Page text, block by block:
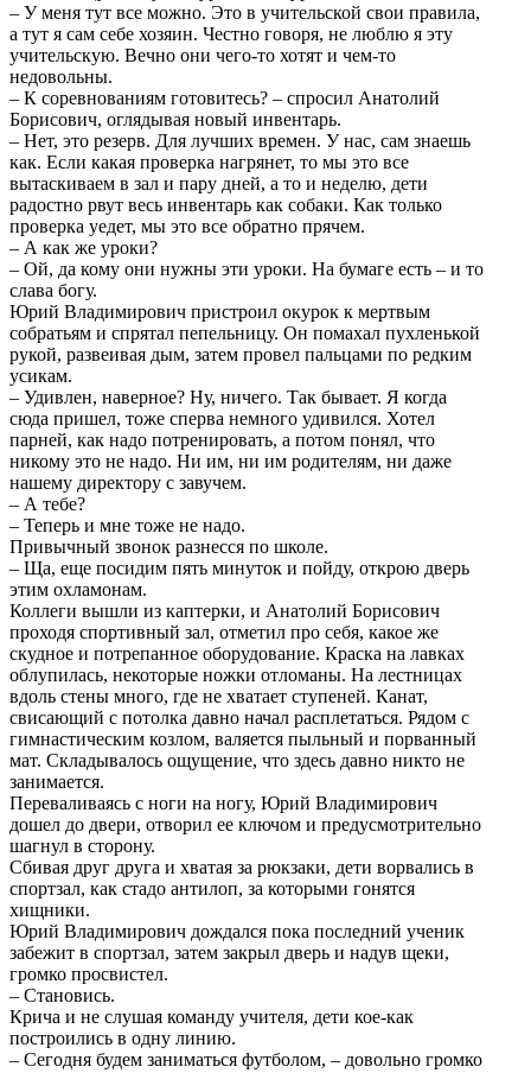
– У меня тут все можно. Это в учительской свои правила,
а тут я сам себе хозяин. Честно говоря, не люблю я эту
учительскую. Вечно они чего-то хотят и чем-то
недовольны.
– К соревнованиям готовитесь? – спросил Анатолий
Борисович, оглядывая новый инвентарь.
– Нет, это резерв. Для лучших времен. У нас, сам знаешь
как. Если какая проверка нагрянет, то мы это все
вытаскиваем в зал и пару дней, а то и неделю, дети
радостно рвут весь инвентарь как собаки. Как только
проверка уедет, мы это все обратно прячем.
– А как же уроки?
– Ой, да кому они нужны эти уроки. На бумаге есть – и то
слава богу.
Юрий Владимирович пристроил окурок к мертвым
собратьям и спрятал пепельницу. Он помахал пухленькой
рукой, развеивая дым, затем провел пальцами по редким
усикам.
– Удивлен, наверное? Ну, ничего. Так бывает. Я когда
сюда пришел, тоже сперва немного удивился. Хотел
парней, как надо потренировать, а потом понял, что
никому это не надо. Ни им, ни им родителям, ни даже
нашему директору с завучем.
– А тебе?
– Теперь и мне тоже не надо.
Привычный звонок разнесся по школе.
– Ща, еще посидим пять минуток и пойду, открою дверь
этим охламонам.
Коллеги вышли из каптерки, и Анатолий Борисович
проходя спортивный зал, отметил про себя, какое же
скудное и потрепанное оборудование. Краска на лавках
облупилась, некоторые ножки отломаны. На лестницах
вдоль стены много, где не хватает ступеней. Канат,
свисающий с потолка давно начал расплетаться. Рядом с
гимнастическим козлом, валяется пыльный и порванный
мат. Складывалось ощущение, что здесь давно никто не
занимается.
Переваливаясь с ноги на ногу, Юрий Владимирович
дошел до двери, отворил ее ключом и предусмотрительно
шагнул в сторону.
Сбивая друг друга и хватая за рюкзаки, дети ворвались в
спортзал, как стадо антилоп, за которыми гонятся
хищники.
Юрий Владимирович дождался пока последний ученик
забежит в спортзал, затем закрыл дверь и надув щеки,
громко просвистел.
– Становись.
Крича и не слушая команду учителя, дети кое-как
построились в одну линию.
– Сегодня будем заниматься футболом, – довольно громко